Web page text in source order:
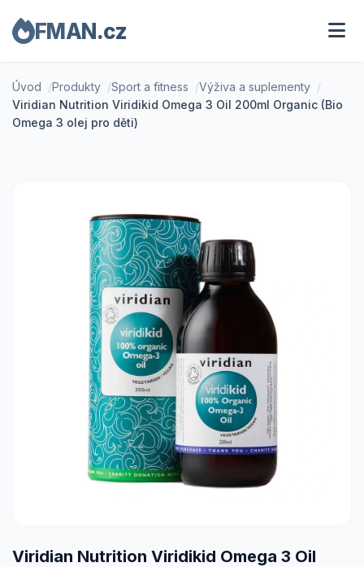
FMAN.cz
Úvod Produkty Sport a fitness
Výživa a suplementy
Viridian Nutrition Viridikid Omega 3 Oil 200ml Organic (Bio
Omega 3 olej pro děti)
Viridian Nutrition Viridikid Omega 3 Oil